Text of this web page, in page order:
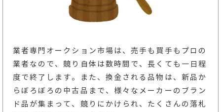
業者専門オークション市場は、売手も買手もプロの
業者なので、競り自体は数時間で、長くても一日程
度で終了します。また、換金される品物は、新品か
らぼろぼろの中古品まで、様々なメーカーのブラン
ド品が集まって、競りにかけられ、たくさんの落札